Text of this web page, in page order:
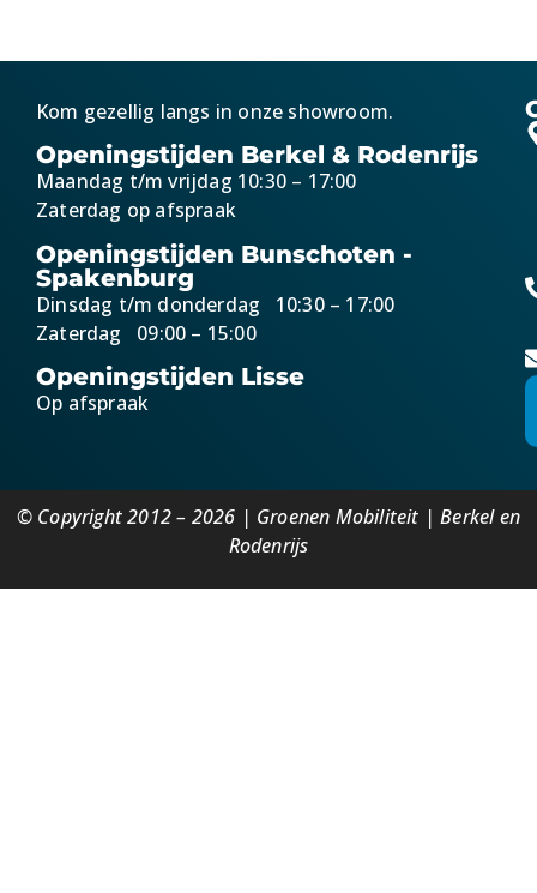
Kom gezellig langs in onze showroom.
Openingstijden Berkel & Rodenrijs
Maandag t/m vrijdag 10:30 – 17:00
Zaterdag op afspraak
Openingstijden Bunschoten -
Spakenburg
Dinsdag t/m donderdag 10:30 – 17:00
Zaterdag 09:00 – 15:00
Openingstijden Lisse
Op afspraak
© Copyright 2012 – 2026 | Groenen Mobiliteit | Berkel en
Rodenrijs